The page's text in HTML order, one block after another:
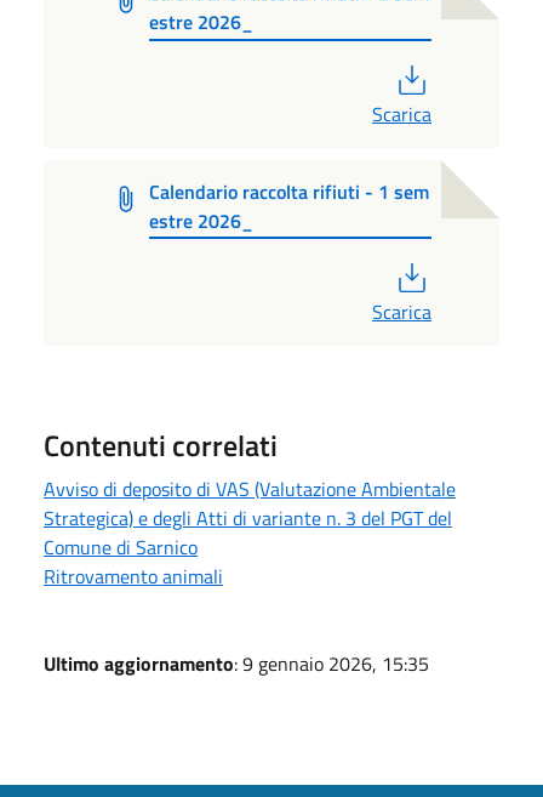
estre 2026_
Scarica
Calendario raccolta rifiuti - 1 sem
estre 2026_
Scarica
Contenuti correlati
Avviso di deposito di VAS (Valutazione Ambientale
Strategica) e degli Atti di variante n. 3 del PGT del
Comune di Sarnico
Ritrovamento animali
Ultimo aggiornamento: 9 gennaio 2026, 15:35